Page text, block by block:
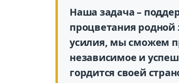
Наша задача –
процветания
усилия, мы сможем
независимое и
гордится своей